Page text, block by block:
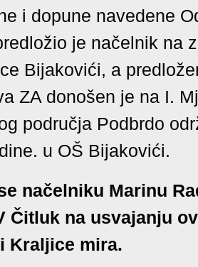
i dopune navedene
je načelnik na
Bijakovići, a
ZA donošen je na I.
područja Podbrdo
u OŠ Bijakovići.
načelniku Marinu
Čitluk na usvajanju
Kraljice mira.